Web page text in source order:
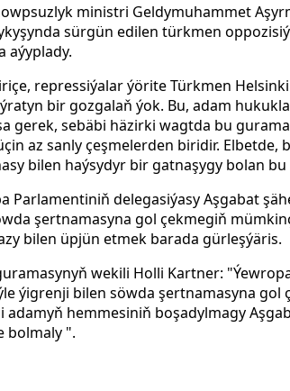
ministri Geldymuhammet
sürgün edilen türkmen
aýyplady.
repressiýalar ýörite Türkmen
bir gozgalaň ýok. Bu, adam
gerek, sebäbi häzirki wagtda bu
az sanly çeşmelerden biridir.
bilen haýsydyr bir gatnaşygy bolan
Parlamentiniň delegasiýasy Aşgabat
şertnamasyna gol çekmegiň
bilen üpjün etmek barada gürleşýäris.
wekili Holli Kartner:
ýigrenji bilen söwda şertnamasyna
adamyň hemmesiniň boşadylmagy
bolmaly ".